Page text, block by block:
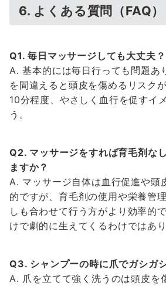
6. よくある質問（FAQ）
Q1. 毎日マッサージしても大丈夫？
A. 基本的には毎日行っても問題あ
を間違えると頭皮を傷めるリスク
10分程度、やさしく血行を促すイ
う。
Q2. マッサージをすれば育毛剤な
ますか？
A. マッサージ自体は血行促進や頭
的ですが、育毛剤の使用や栄養管
しも合わせて行う方がより効率的
けで劇的に生えてくるわけではあり
Q3. シャンプーの時に爪でガシガ
A. 爪を立てて強く洗うのは頭皮を